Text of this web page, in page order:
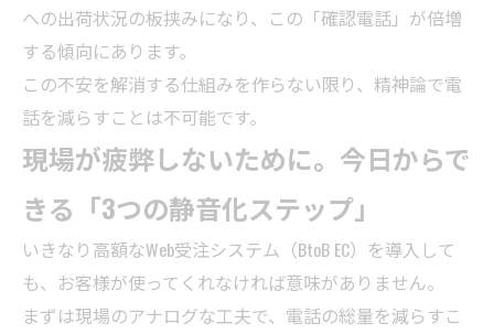
への出荷状況の板挟みになり、この「確認電話」が倍増
する傾向にあります。
この不安を解消する仕組みを作らない限り、精神論で電
話を減らすことは不可能です。
現場が疲弊しないために。今日からで
きる「3つの静音化ステップ」
いきなり高額なWeb受注システム（BtoB EC）を導入して
も、お客様が使ってくれなければ意味がありません。
まずは現場のアナログな工夫で、電話の総量を減らすこ